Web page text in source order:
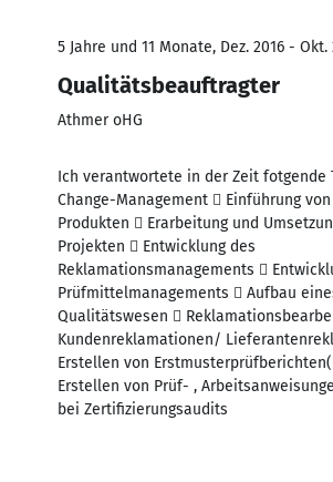
5 Jahre und 11 Monate, Dez. 2016 - Okt.
Qualitätsbeauftragter
Athmer oHG
Ich verantwortete in der Zeit fotgende
Change-Management  Einführung
Produkten  Erarbeitung und
Projekten  Entwicklung des
Reklamationsmanagements 
Prüfmittelmanagements  Aufbau
Qualitätswesen 
Kundenreklamationen/
Erstellen von
Erstellen von Prüf- ,
bei Zertifizierungsaudits